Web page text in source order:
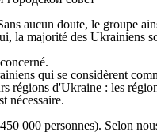
aucun doute, le groupe
la majorité des Ukrainiens
qui se considèrent
régions d'Ukraine : les
nécessaire.
000 personnes). Selon